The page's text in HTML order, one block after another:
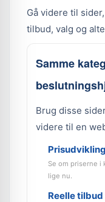
Gå videre til
tilbud, valg og
Samme
Brug disse
videre til en
Se om priserne i
lige nu.
Reelle